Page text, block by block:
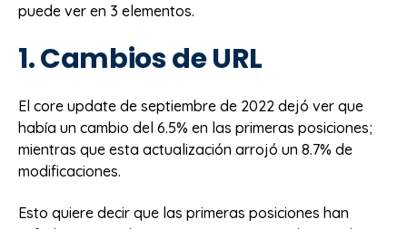
puede ver en 3 elementos.
1. Cambios de URL
El core update de septiembre de 2022 dejó ver que
había un cambio del 6.5% en las primeras posiciones;
mientras que esta actualización arrojó un 8.7% de
modificaciones.
Esto quiere decir que las primeras posiciones han